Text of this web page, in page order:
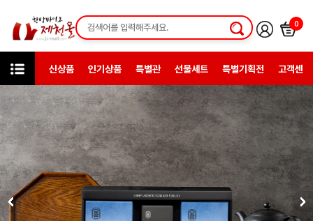
0
신상품 인기상품 특별관 선물세트 특별기획전 고객센터
카테고리 한방일반제품